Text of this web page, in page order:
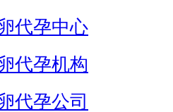
代孕中心
代孕机构
代孕公司